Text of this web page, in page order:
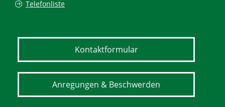
Telefonliste
Kontaktformular
Anregungen & Beschwerden